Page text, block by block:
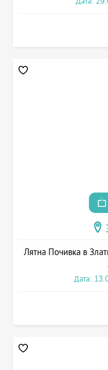
Лятна Почивка в
Дата: